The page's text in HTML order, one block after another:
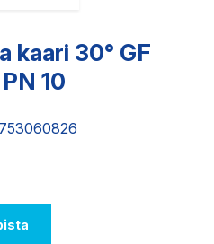
kaari 30° GF
10